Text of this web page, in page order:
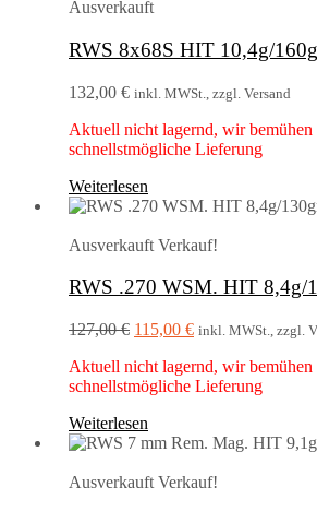
Ausverkauft
RWS 8x68S HIT 10,4g/
132,00 € inkl. MWSt., zzgl. Versand
Aktuell nicht lagernd, wir bemühen
schnellstmögliche Lieferung
Weiterlesen
Ausverkauft Verkauf!
RWS .270 WSM. HIT 8,4g/
127,00€ Ursprünglicher
war:
127,00 €
115,00 €Aktueller
ist:
115,00 €.
inkl. MWSt., zzgl.
Aktuell nicht lagernd, wir bemühen
schnellstmögliche Lieferung
Weiterlesen
Ausverkauft Verkauf!